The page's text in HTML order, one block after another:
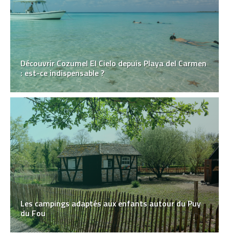
Découvrir Cozumel El Cielo depuis Playa del Carmen
: est-ce indispensable ?
Les campings adaptés aux enfants autour du Puy
du Fou